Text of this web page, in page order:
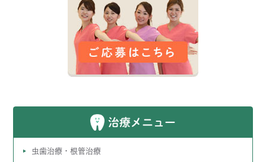
治療メニュー
虫歯治療・根管治療